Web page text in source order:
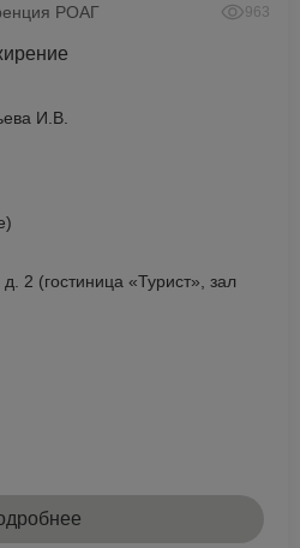
РОАГ 963
И.В.
2 (гостиница «Турист», зал